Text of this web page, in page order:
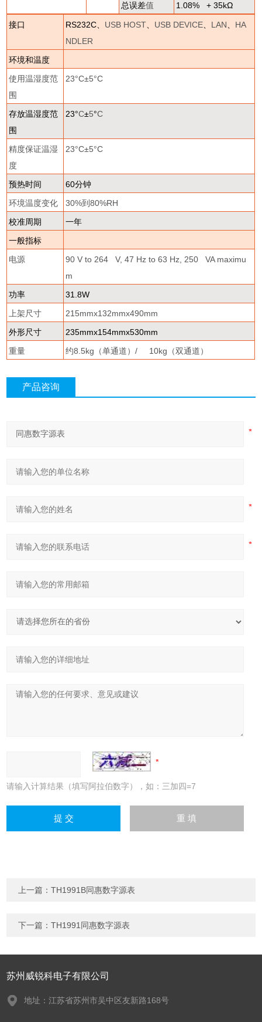
总误差值 1.08% + 35kΩ
接口 RS232C、 USB HOST、 USB DEVICE、 LAN、 HA
NDLER
环境和温度
使用温湿度范
围
23°C±5°C
存放温湿度范
围
23°C±5°C
精度保证温湿
度
23°C±5°C
预热时间 60分钟
环境温度变化
30%到80%RH
校准周期
一年
一般指标
电源
90 V to 264 V, 47 Hz to 63 Hz, 250 VA maximu
m
功率
31.8W
上架尺寸
215mmx132mmx490mm
外形尺寸
235mmx154mmx530mm
重量
约8.5kg （单通道）/ 10kg （双通道）
产品咨询
请输入计算结果（填写阿拉伯数字），如：三加四=7
上一篇：TH1991B同惠数字源表
下一篇：TH1991同惠数字源表
苏州威锐科电子有限公司
地址：江苏省苏州市吴中区友新路168号